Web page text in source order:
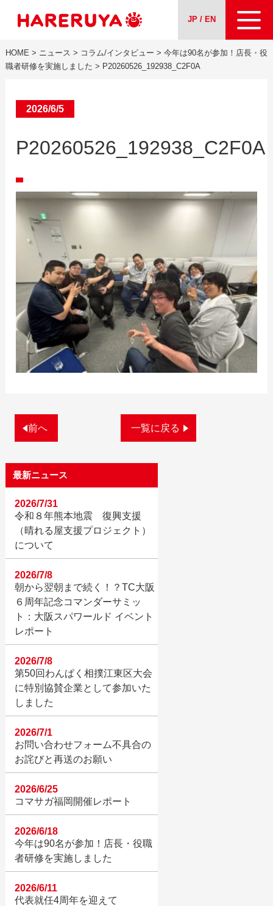
JP / EN
会社案内
お問い合わせ
HOME > ニュース > コラム/インタビュー > 今年は90名が参加！店長・役
職者研修を実施しました > P20260526_192938_C2F0A
2026/6/5
P20260526_192938_C2F0A
前へ 一覧に戻る
最新ニュース
令和８年熊本地震 復興支援
（晴れる屋支援プロジェクト）
について
2026/7/31
朝から翌朝まで続く！？TC大阪
６周年記念コマンダーサミッ
ト：大阪スパワールド イベント
レポート
2026/7/8
第50回わんぱく相撲江東区大会
に特別協賛企業として参加いた
しました
2026/7/8
お問い合わせフォーム不具合の
お詫びと再送のお願い
2026/7/1
コマサガ福岡開催レポート
2026/6/25
今年は90名が参加！店長・役職
者研修を実施しました
2026/6/18
代表就任4周年を迎えて
2026/6/11